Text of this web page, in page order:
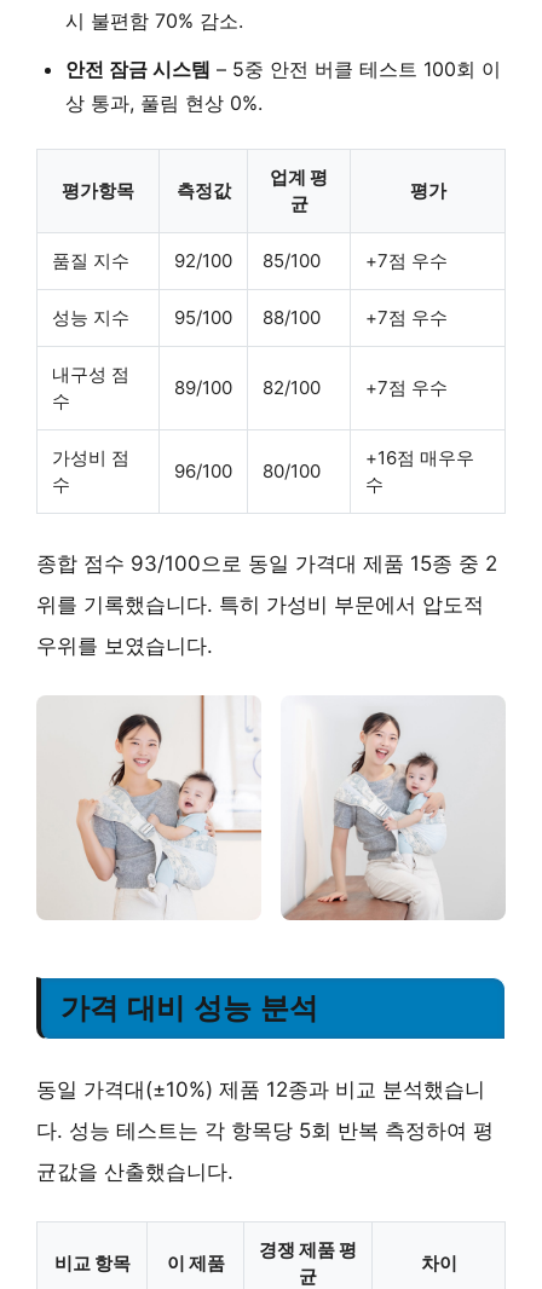
시 불편함 70% 감소.
안전 잠금 시스템 – 5중 안전 버클 테스트 100회 이
상 통과, 풀림 현상 0%.
평가항목 측정값
업계 평
균
평가
품질 지수 92/100 85/100 +7점 우수
성능 지수 95/100 88/100 +7점 우수
내구성 점
수
89/100 82/100 +7점 우수
가성비 점
수
96/100 80/100
+16점 매우우
수
종합 점수 93/100으로 동일 가격대 제품 15종 중 2
위를 기록했습니다. 특히 가성비 부문에서 압도적
우위를 보였습니다.
가격 대비 성능 분석
동일 가격대(±10%) 제품 12종과 비교 분석했습니
다. 성능 테스트는 각 항목당 5회 반복 측정하여 평
균값을 산출했습니다.
비교 항목 이 제품
경쟁 제품 평
균
차이